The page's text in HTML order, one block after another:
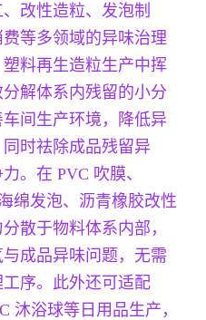
改性造粒、发泡制
等多领域的异味治理
料再生造粒生产中挥
解体系内残留的小分
间生产环境，降低异
时祛除成品残留异
。在 PVC 吹膜、
绵发泡、沥青橡胶改性
散于物料体系内部，
成品异味问题，无需
序。此外还可适配
沐浴球等日用品生产，